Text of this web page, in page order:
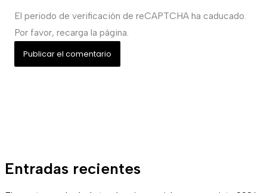
Entradas recientes
El periodo de verificación de reCAPTCHA ha caducado.
Por favor, recarga la página.